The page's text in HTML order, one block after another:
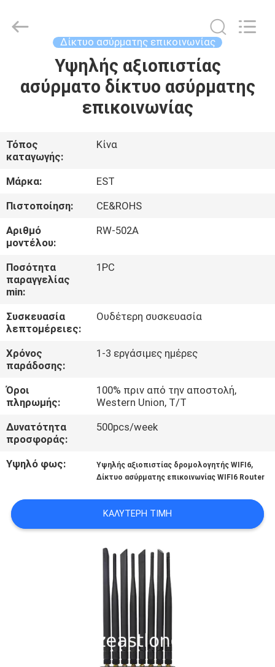
ΠΡΟΪΌΝΤΑ
ΒΊΝΤΕΟ
ΠΕΡΊΠΟΥ
ΕΜΕΊΣ
ΞΕΝΆΓΗΣΗ
ΣΤΟ
ΕΡΓΟΣΤΆΣΙΟ
ΠΟΙΟΤΙΚΌΣ
ΈΛΕΓΧΟΣ
ΜΑΣ
ΕΛΆΤΕ
ΣΕ
ΕΠΑΦΉ
ΜΕ
ΕΙΔΉΣΕΙΣ
ΠΕΡΙΠΤΏΣΕΙΣ
ELECTRONICS(HK)
CO.,LTD.
Δίκτυο ασύρματης επικοινωνίας
Υψηλής αξιοπιστίας
ασύρματο δίκτυο ασύρματης
επικοινωνίας
Τόπος
καταγωγής:
Κίνα
Μάρκα:
EST
Πιστοποίηση:
CE&ROHS
Αριθμό
μοντέλου:
RW-502A
Ποσότητα
παραγγελίας
min:
1PC
Συσκευασία
λεπτομέρειες:
Ουδέτερη συσκευασία
Χρόνος
παράδοσης:
1-3 εργάσιμες ημέρες
Όροι
πληρωμής:
100% πριν από την αποστολή,
Western Union, T/T
Δυνατότητα
προσφοράς:
500pcs/week
Υψηλό φως: Υψηλής αξιοπιστίας δρομολογητής WIFI6,
Δίκτυο ασύρματης επικοινωνίας WIFI6 Router
ΚΑΛΎΤΕΡΗ ΤΙΜΉ